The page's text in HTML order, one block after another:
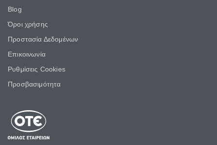
Blog
Όροι χρήσης
Προστασία Δεδομένων
Επικοινωνία
Ρυθμίσεις Cookies
Προσβασιμότητα